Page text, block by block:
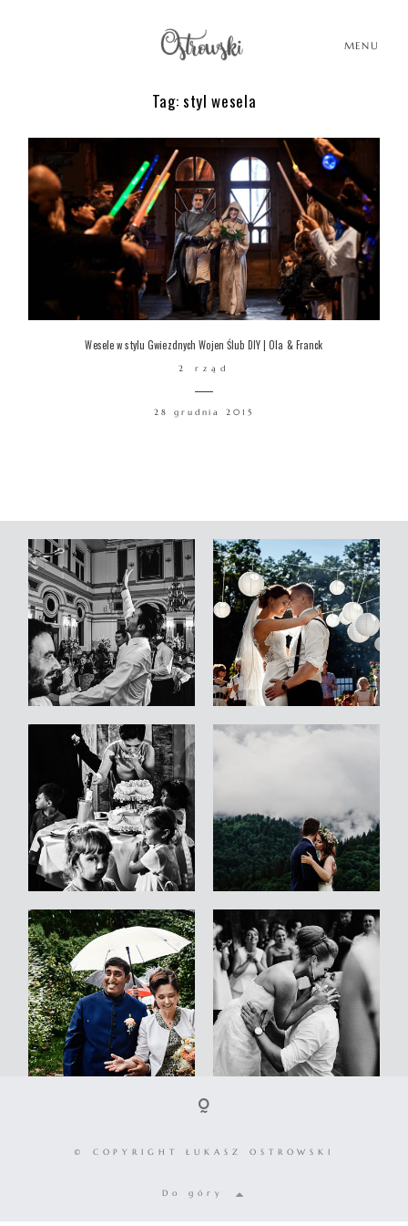
MENU
Tag: styl wesela
Wesele w stylu Gwiezdnych Wojen Ślub DIY | Ola & Franck
2 rząd
28 grudnia 2015
HISTORIE
PORTFOLIO
O MNIE
© COPYRIGHT ŁUKASZ OSTROWSKI
© COPYRIGHT ŁUKASZ OSTROWSKI
Do góry